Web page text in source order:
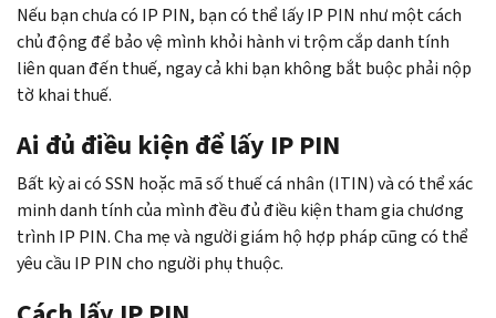
Nếu bạn chưa có IP PIN, bạn có thể lấy IP PIN như một cách
chủ động để bảo vệ mình khỏi hành vi trộm cắp danh tính
liên quan đến thuế, ngay cả khi bạn không bắt buộc phải nộp
tờ khai thuế.
Ai đủ điều kiện để lấy IP PIN
Bất kỳ ai có SSN hoặc mã số thuế cá nhân (ITIN) và có thể xác
minh danh tính của mình đều đủ điều kiện tham gia chương
trình IP PIN. Cha mẹ và người giám hộ hợp pháp cũng có thể
yêu cầu IP PIN cho người phụ thuộc.